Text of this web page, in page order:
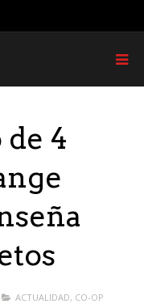
4
ACTUALIDAD, CO-OP